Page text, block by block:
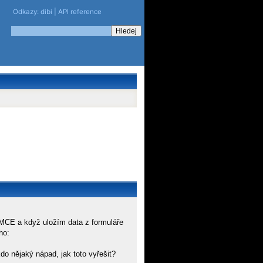
Odkazy: dibi API reference
a když uložím data z formuláře
nějaký nápad, jak toto vyřešit?